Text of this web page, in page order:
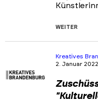
WEITER
Kreatives
2. Januar 2022